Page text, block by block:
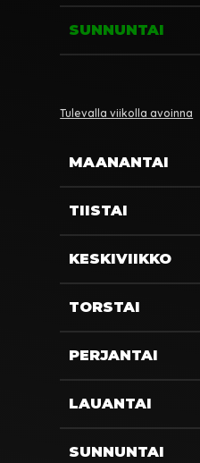
SUNNUNTAI
Tulevalla viikolla avoinna
MAANANTAI
TIISTAI
KESKIVIIKKO
TORSTAI
PERJANTAI
LAUANTAI
SUNNUNTAI